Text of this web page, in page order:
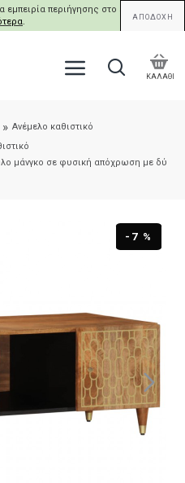
περιήγησης στο site μας,
. ΑΠΟΔΟΧΗ
ΚΑΛΑΘΙ
Ανέμελο καθιστικό
μάνγκο σε φυσική απόχρωση με δύ
-7 %